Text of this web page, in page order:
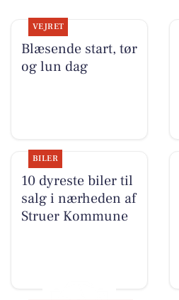
VEJRET
Blæsende start, tør
og lun dag
BILER
10 dyreste biler til
salg i nærheden af
Struer Kommune